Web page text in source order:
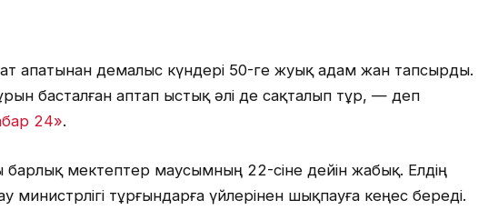
апатынан демалыс күндері 50-ге жуық адам жан тапсырды.
басталған аптап ыстық әлі де сақталып тұр, — деп
24».
барлық мектептер маусымның 22-сіне дейін жабық. Елдің
министрлігі тұрғындарға үйлерінен шықпауға кеңес береді.